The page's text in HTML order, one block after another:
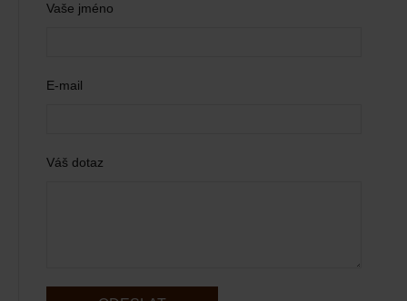
Vaše jméno
E-mail
Váš dotaz